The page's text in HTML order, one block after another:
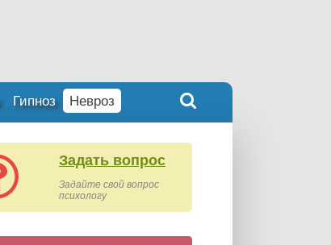
Гипноз Невроз
Задать вопрос
Задайте свой вопрос
психологу